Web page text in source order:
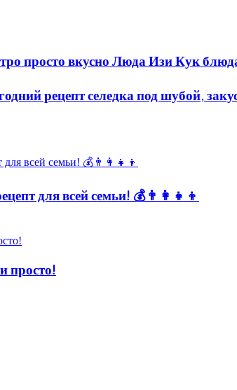
просто вкусно Люда Изи Кук
рецепт селедка под шубой,
для всей семьи! 💰👨👩👧👦